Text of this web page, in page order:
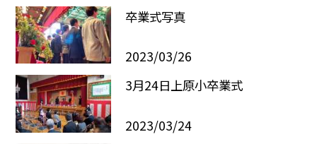
卒業式写真
2023/03/26
3月24日上原小卒業式
2023/03/24